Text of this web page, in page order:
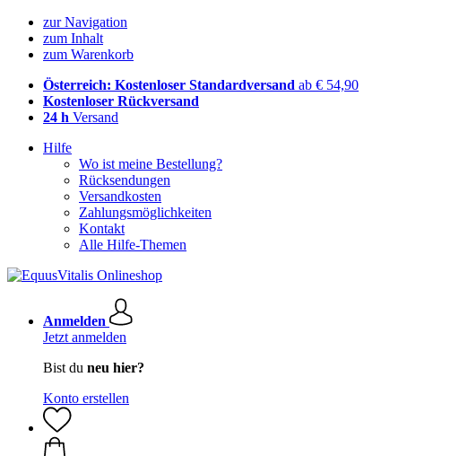
zur Navigation
zum Inhalt
zum Warenkorb
Österreich: Kostenloser Standardversand ab € 54,90
Kostenloser Rückversand
24 h Versand
Hilfe
Wo ist meine Bestellung?
Rücksendungen
Versandkosten
Zahlungsmöglichkeiten
Kontakt
Alle Hilfe-Themen
Anmelden
Jetzt anmelden
Bist du neu hier?
Konto erstellen